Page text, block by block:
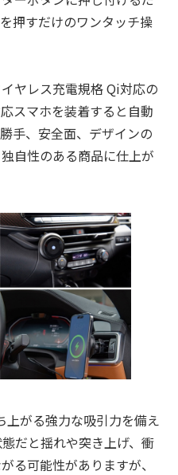
押すだけのワンタッチ操
ヤレス充電規格 Qi対応の
スマホを装着すると自動
手、安全面、デザインの
自性のある商品に仕上が
がる強力な吸引力を備え
だと揺れや突き上げ、衝
る可能性がありますが、